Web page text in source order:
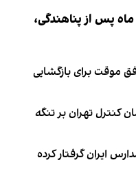
دو فوتبالیست زن ایرانی ۵ ماه پس از پناهندگی،
موقت برای بازگشایی
کنترل تهران بر تنگه
ایران گرفتار کرده